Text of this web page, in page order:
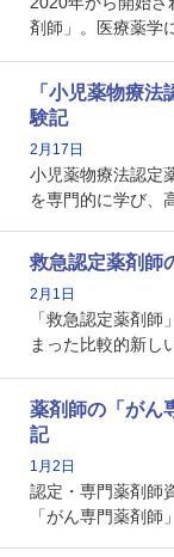
メリットがあるの
剤師」。医療薬学
剤師としての専
となります。取得
数回ありますが、
の証明になる資格
「小児薬物療
験記
2月17日
小児薬物療法認定
を専門的に学び、
や、特有の疾患、
深めることで、子
る存在です。今回
剤師の取得体験記
救急認定薬剤師
2月1日
「救急認定薬剤
まった比較的新し
とから、救急認定
増えているのでは
な救急認定薬剤師
す。
薬剤師の「がん
記
1月2日
認定・専門薬剤師
「がん専門薬剤